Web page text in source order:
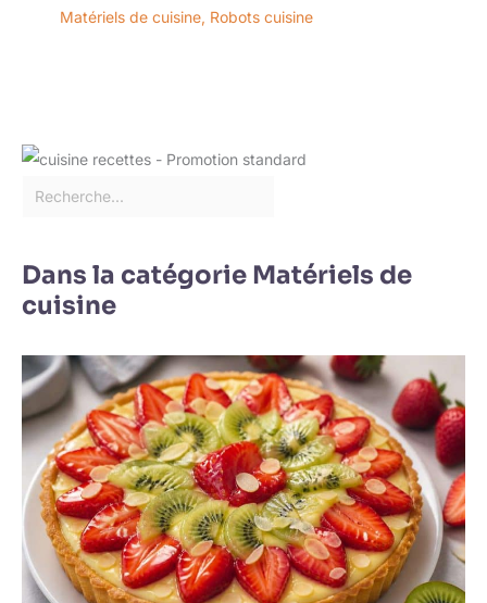
Matériels de cuisine, Robots cuisine
Dans la catégorie Matériels de
cuisine